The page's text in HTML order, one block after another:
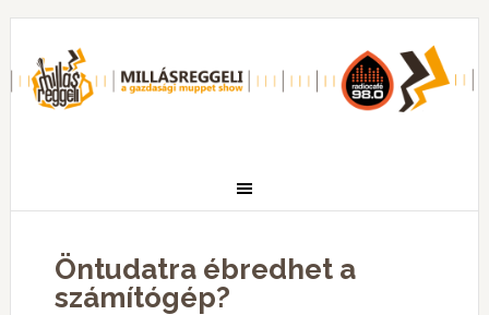
Öntudatra ébredhet a
számítógép?